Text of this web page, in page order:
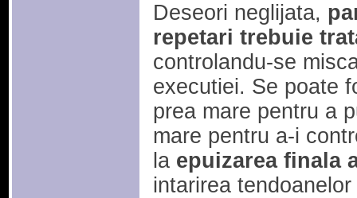
Deseori neglijata,
repetari trebuie
controlandu-se
executiei. Se poate
prea mare pentru a
mare pentru a-i
la epuizarea finala
intarirea